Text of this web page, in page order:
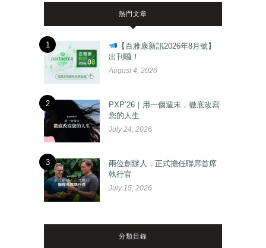
熱門文章
1
【百雅康新訊2026年8月號】
出刊囉！
August 4, 2026
2
PXP’26｜用一個週末，徹底改寫
您的人生
July 24, 2026
3
兩位創辦人，正式擔任聯席首席
執行官
July 15, 2026
分類目錄